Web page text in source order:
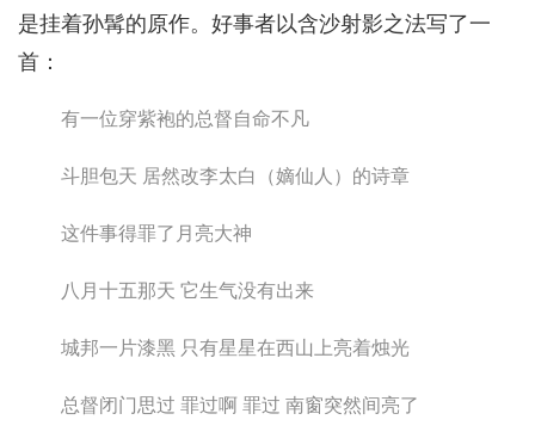
是挂着孙髯的原作。好事者以含沙射影之法写了一
首：
有一位穿紫袍的总督自命不凡
斗胆包天 居然改李太白（嫡仙人）的诗章
这件事得罪了月亮大神
八月十五那天 它生气没有出来
城邦一片漆黑 只有星星在西山上亮着烛光
总督闭门思过 罪过啊 罪过 南窗突然间亮了